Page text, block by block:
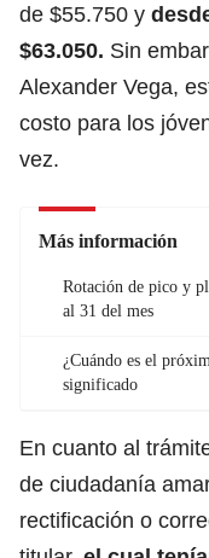
de $55.750 y
$63.050. Sin
Alexander Vega,
costo para los
vez.
Más información
Rotación de pico y
al 31 del mes
¿Cuándo es el
significado
En cuanto al
de ciudadanía
rectificación o